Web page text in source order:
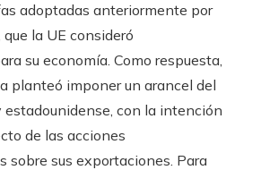
adoptadas anteriormente por
la UE consideró
su economía. Como respuesta,
planteó imponer un arancel del
con la intención
de las acciones
sobre sus exportaciones. Para